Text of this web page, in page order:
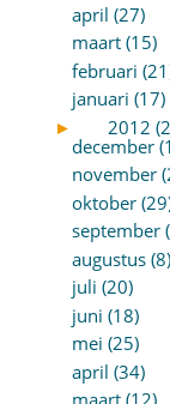
april (27)
maart (15)
februari
januari (17)
►
2012
december
november
oktober
september
augustus (8)
juli (20)
juni (18)
mei (25)
april (34)